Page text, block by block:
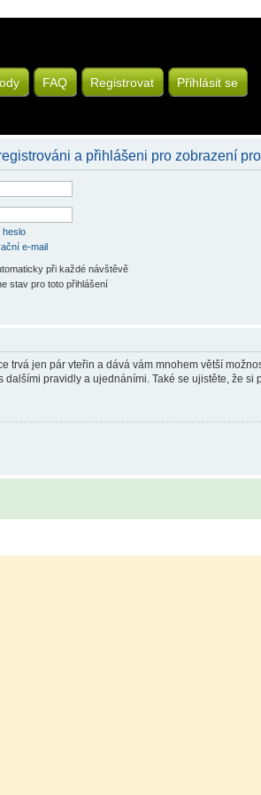
FAQ Registrovat Přihlásit se
a přihlášeni pro zobrazení
heslo
e-mail
při každé návštěvě
stav pro toto přihlášení
trvá jen pár vteřin a dává vám mnohem větší
pravidly a ujednáními. Také se ujistěte, že si